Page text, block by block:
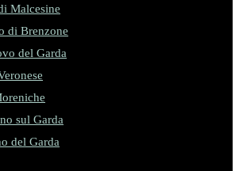
Malcesine
di Brenzone
del Garda
sul Garda
del Garda